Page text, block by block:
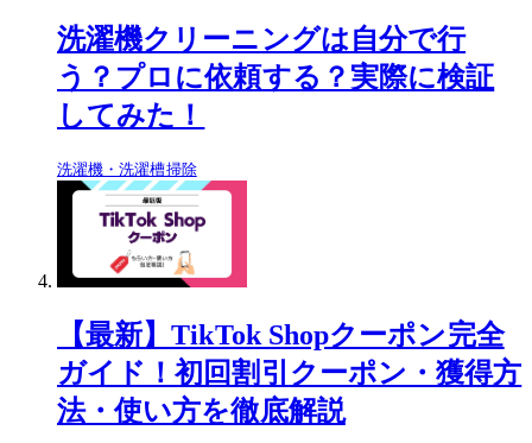
洗濯機クリーニングは自分で行
う？プロに依頼する？実際に検証
してみた！
洗濯機・洗濯槽掃除
【最新】TikTok Shopクーポン完全
ガイド！初回割引クーポン・獲得方
法・使い方を徹底解説